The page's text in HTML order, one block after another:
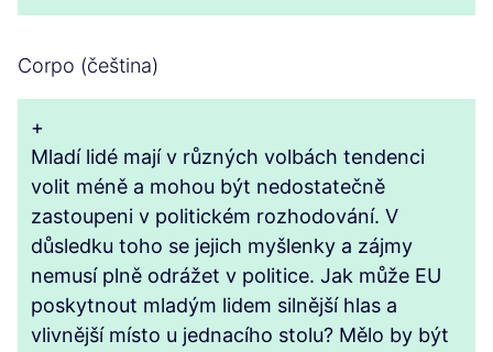
Corpo (čeština)
+
Mladí lidé mají v různých volbách tendenci
volit méně a mohou být nedostatečně
zastoupeni v politickém rozhodování. V
důsledku toho se jejich myšlenky a zájmy
nemusí plně odrážet v politice. Jak může EU
poskytnout mladým lidem silnější hlas a
vlivnější místo u jednacího stolu? Mělo by být